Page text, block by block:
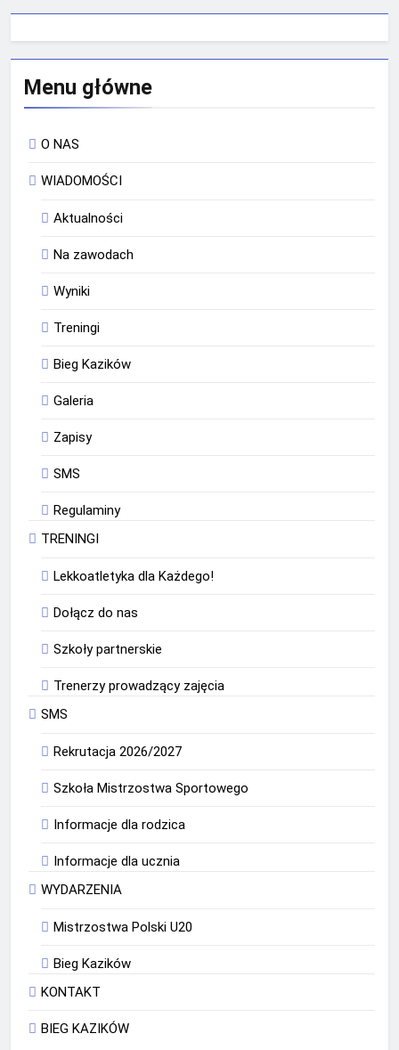
Menu główne
O NAS
WIADOMOŚCI
Aktualności
Na zawodach
Wyniki
Treningi
Bieg Kazików
Galeria
Zapisy
SMS
Regulaminy
TRENINGI
Lekkoatletyka dla Każdego!
Dołącz do nas
Szkoły partnerskie
Trenerzy prowadzący zajęcia
SMS
Rekrutacja 2026/2027
Szkoła Mistrzostwa Sportowego
Informacje dla rodzica
Informacje dla ucznia
WYDARZENIA
Mistrzostwa Polski U20
Bieg Kazików
KONTAKT
BIEG KAZIKÓW